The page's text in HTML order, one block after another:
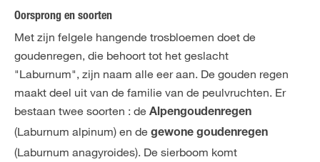
Oorsprong en soorten
Met zijn felgele hangende trosbloemen doet de
goudenregen, die behoort tot het geslacht
"Laburnum", zijn naam alle eer aan. De gouden regen
maakt deel uit van de familie van de peulvruchten. Er
bestaan twee soorten : de Alpengoudenregen
(Laburnum alpinum) en de gewone goudenregen
(Laburnum anagyroides). De sierboom komt